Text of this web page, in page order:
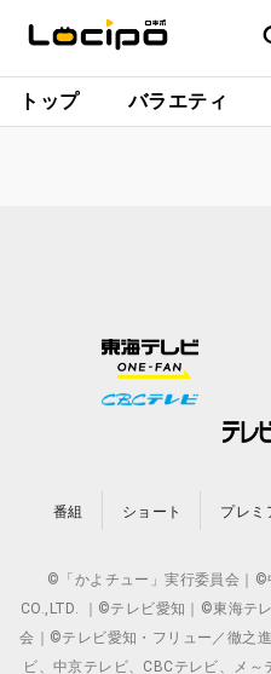
トップ バラエティ
番組 ショート プレミ
©「かよチュー」実行委員会｜©
CO.,LTD. ｜©テレビ愛知｜©東海テ
会｜©テレビ愛知・フリュー／徹之
ビ、中京テレビ、CBCテレビ、メ